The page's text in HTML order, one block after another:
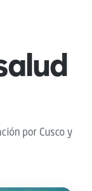
por Cusco y